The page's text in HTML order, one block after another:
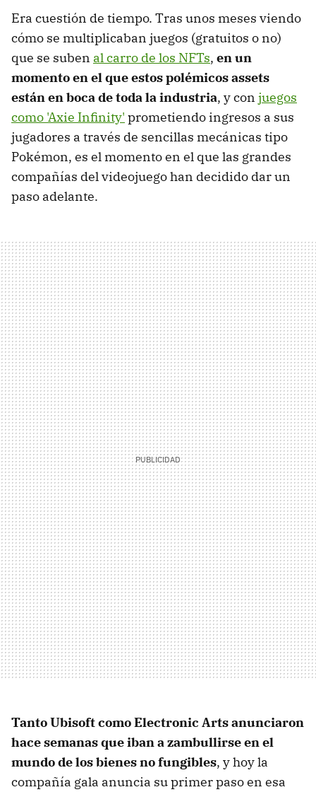
Era cuestión de tiempo. Tras unos meses viendo
cómo se multiplicaban juegos (gratuitos o no)
que se suben al carro de los NFTs, en un
momento en el que estos polémicos assets
están en boca de toda la industria, y con juegos
como 'Axie Infinity' prometiendo ingresos a sus
jugadores a través de sencillas mecánicas tipo
Pokémon, es el momento en el que las grandes
compañías del videojuego han decidido dar un
paso adelante.
Tanto Ubisoft como Electronic Arts anunciaron
hace semanas que iban a zambullirse en el
mundo de los bienes no fungibles, y hoy la
compañía gala anuncia su primer paso en esa